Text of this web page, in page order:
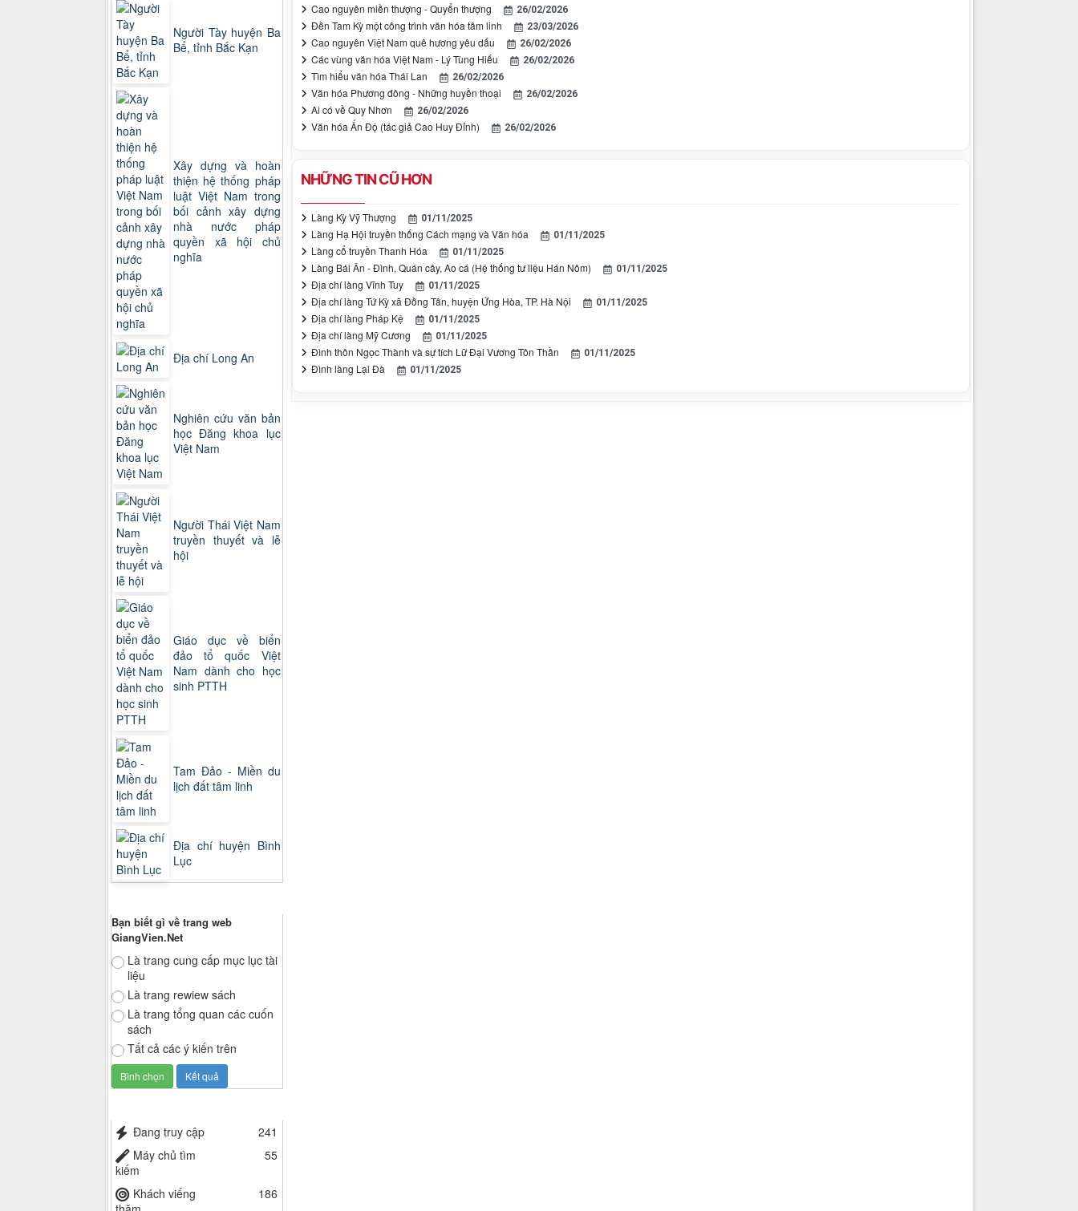
Cao nguyên miền thượng - Quyển thượng 26/02/2026
Đền Tam Kỳ một công trình văn hóa tâm linh 23/03/2026
Cao nguyên Việt Nam quê hương yêu dấu 26/02/2026
Các vùng văn hóa Việt Nam - Lý Tùng Hiếu 26/02/2026
Tìm hiểu văn hóa Thái Lan 26/02/2026
Văn hóa Phương đông - Những huyền thoại 26/02/2026
Ai có về Quy Nhơn 26/02/2026
Văn hóa Ấn Độ (tác giả Cao Huy Đỉnh) 26/02/2026
NHỮNG TIN CŨ HƠN
Làng Kỳ Vỹ Thượng 01/11/2025
Làng Hạ Hội truyền thống Cách mạng và Văn hóa 01/11/2025
Làng cổ truyền Thanh Hóa 01/11/2025
Làng Bái Ân - Đình, Quán cây, Ao cá (Hệ thống tư liệu Hán Nôm) 01/11/2025
Địa chí làng Vĩnh Tuy 01/11/2025
Địa chí làng Tứ Kỳ xã Đồng Tân, huyện Ứng Hòa, TP. Hà Nội 01/11/2025
Địa chí làng Pháp Kệ 01/11/2025
Địa chí làng Mỹ Cương 01/11/2025
Đình thôn Ngọc Thành và sự tích Lữ Đại Vương Tôn Thần 01/11/2025
Đình làng Lại Đà 01/11/2025
Người Tày huyện Ba
Bể, tỉnh Bắc Kạn
Xây dựng và hoàn
thiện hệ thống pháp
luật Việt Nam trong
bối cảnh xây dựng
nhà nước pháp
quyền xã hội chủ
nghĩa
Địa chí Long An
Nghiên cứu văn bản
học Đăng khoa lục
Việt Nam
Người Thái Việt Nam
truyền thuyết và lễ
hội
Giáo dục về biển
đảo tổ quốc Việt
Nam dành cho học
sinh PTTH
Tam Đảo - Miền du
lịch đất tâm linh
Địa chí huyện Bình
Lục
Bạn biết gì về trang web
GiangVien.Net
Là trang cung cấp mục lục tài
liệu
Là trang rewiew sách
Là trang tổng quan các cuốn
sách
Tất cả các ý kiến trên
Đang truy cập
241
Máy chủ tìm
kiếm
55
Khách viếng
186